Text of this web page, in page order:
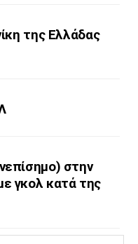
της Ελλάδας
στην
γκολ κατά της